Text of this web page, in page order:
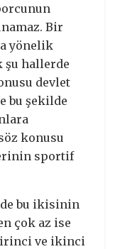
Bir
yönelik
şu hallerde
devlet
bu şekilde
konusu
sportif
bu ikisinin
çok az ise
ve ikinci